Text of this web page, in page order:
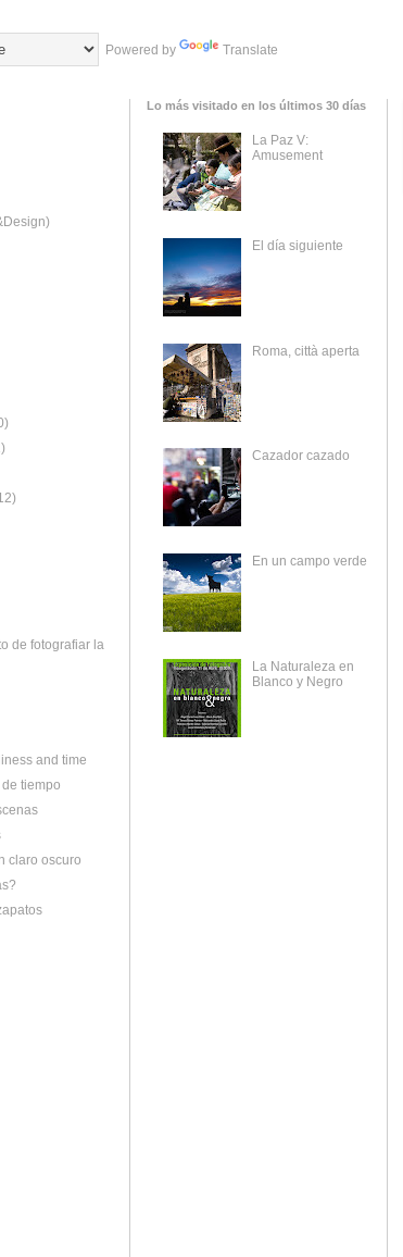
Powered by Translate
de fotografiar la
and time
tiempo
claro oscuro
Lo más visitado en los últimos 30 días
La Paz V:
Amusement
El día siguiente
Roma, città aperta
Cazador cazado
En un campo verde
La Naturaleza en
Blanco y Negro